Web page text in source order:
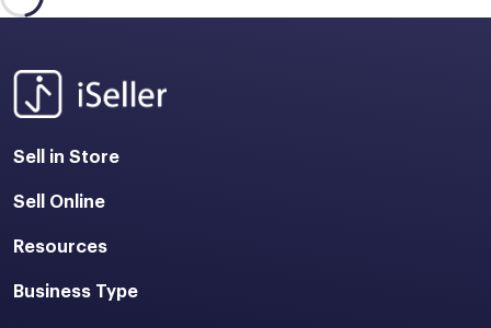
Sell in Store
Sell Online
Resources
Business Type